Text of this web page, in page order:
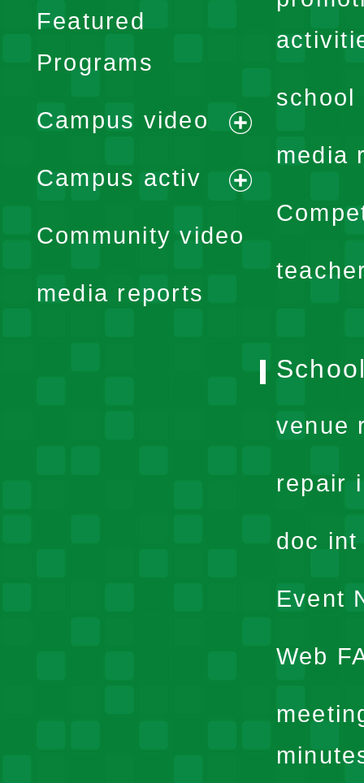
school
media
Featured
Programs
Campus video
expand
menu
Campus activ
expand
Community video
media reports
venue
repair
doc
Event
Web